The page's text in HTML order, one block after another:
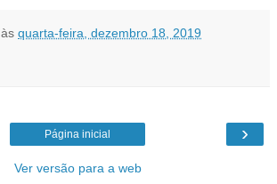
às quarta-feira, dezembro 18, 2019
›
Página inicial
Ver versão para a web